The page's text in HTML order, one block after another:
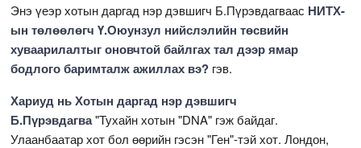
Энэ үеэр хотын даргад нэр дэвшигч Б.Пүрэвдагваас НИТХ-
ын төлөөлөгч Ү.Оюунзул нийслэлийн төсвийн
хуваарилалтыг оновчтой байлгах тал дээр ямар
бодлого баримталж ажиллах вэ? гэв.
Хариуд нь Хотын даргад нэр дэвшигч
Б.Пүрэвдагва"Тухайн хотын "DNA" гэж байдаг.
Улаанбаатар хот бол өөрийн гэсэн "Ген"-тэй хот. Лондон,